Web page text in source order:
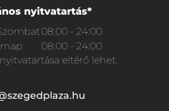
nyitvatartás*
08:00 - 24:00
08:00 - 24:00
eltérő lehet.